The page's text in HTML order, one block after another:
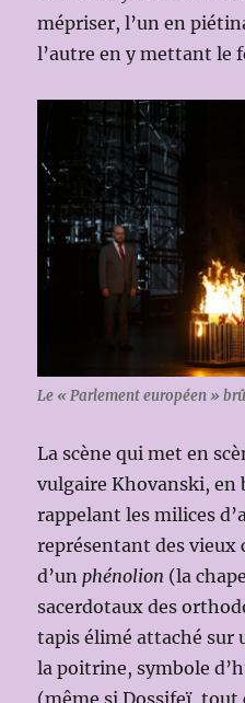
mépriser, l’un en
l’autre en y mettant le
Le « Parlement européen »
La scène qui met en
vulgaire Khovanski, en
rappelant les milices
représentant des vieux
d’un phénolion (la
sacerdotaux des
tapis élimé attaché sur
la poitrine, symbole
(même si Dossifeï, tout